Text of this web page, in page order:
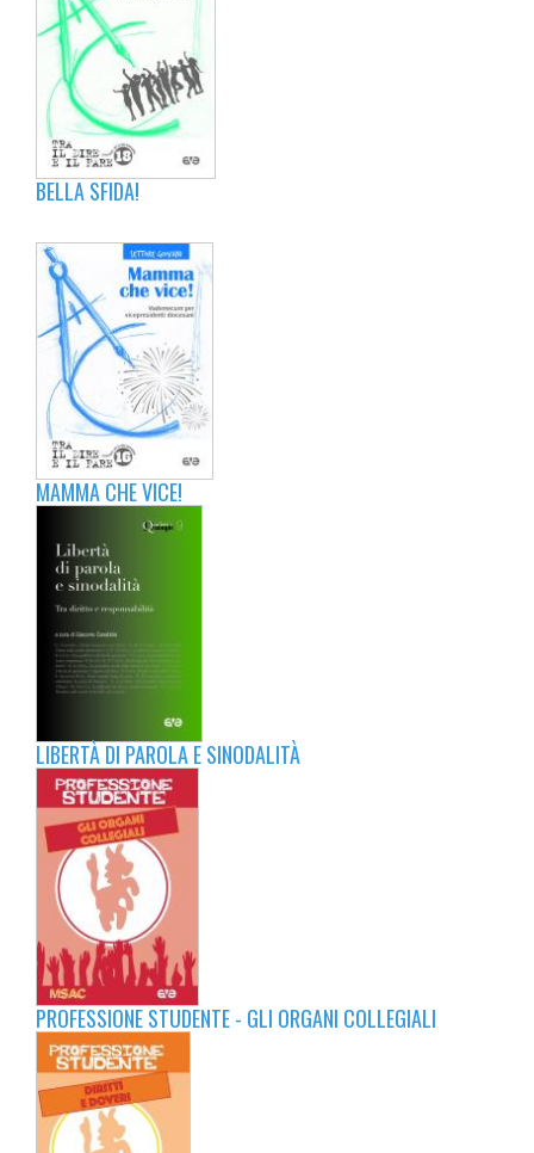
BELLA SFIDA!
MAMMA CHE VICE!
LIBERTÀ DI PAROLA E SINODALITÀ
PROFESSIONE STUDENTE - GLI ORGANI COLLEGIALI